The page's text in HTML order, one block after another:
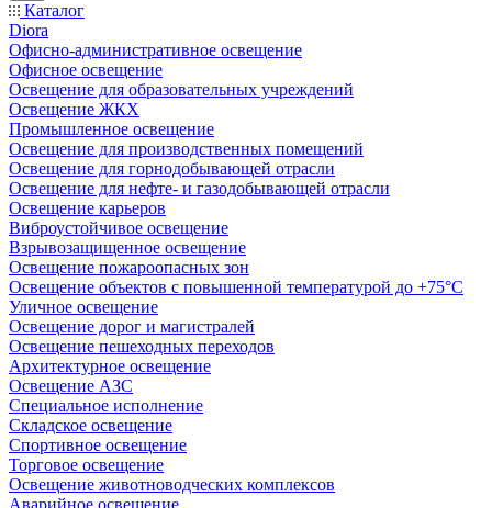
Каталог
Diora
Офисно-административное освещение
Офисное освещение
Освещение для образовательных учреждений
Освещение ЖКХ
Промышленное освещение
Освещение для производственных помещений
Освещение для горнодобывающей отрасли
Освещение для нефте- и газодобывающей отрасли
Освещение карьеров
Виброустойчивое освещение
Взрывозащищенное освещение
Освещение пожароопасных зон
Освещение объектов с повышенной температурой до +75°C
Уличное освещение
Освещение дорог и магистралей
Освещение пешеходных переходов
Архитектурное освещение
Освещение АЗС
Специальное исполнение
Складское освещение
Спортивное освещение
Торговое освещение
Освещение животноводческих комплексов
Аварийное освещение